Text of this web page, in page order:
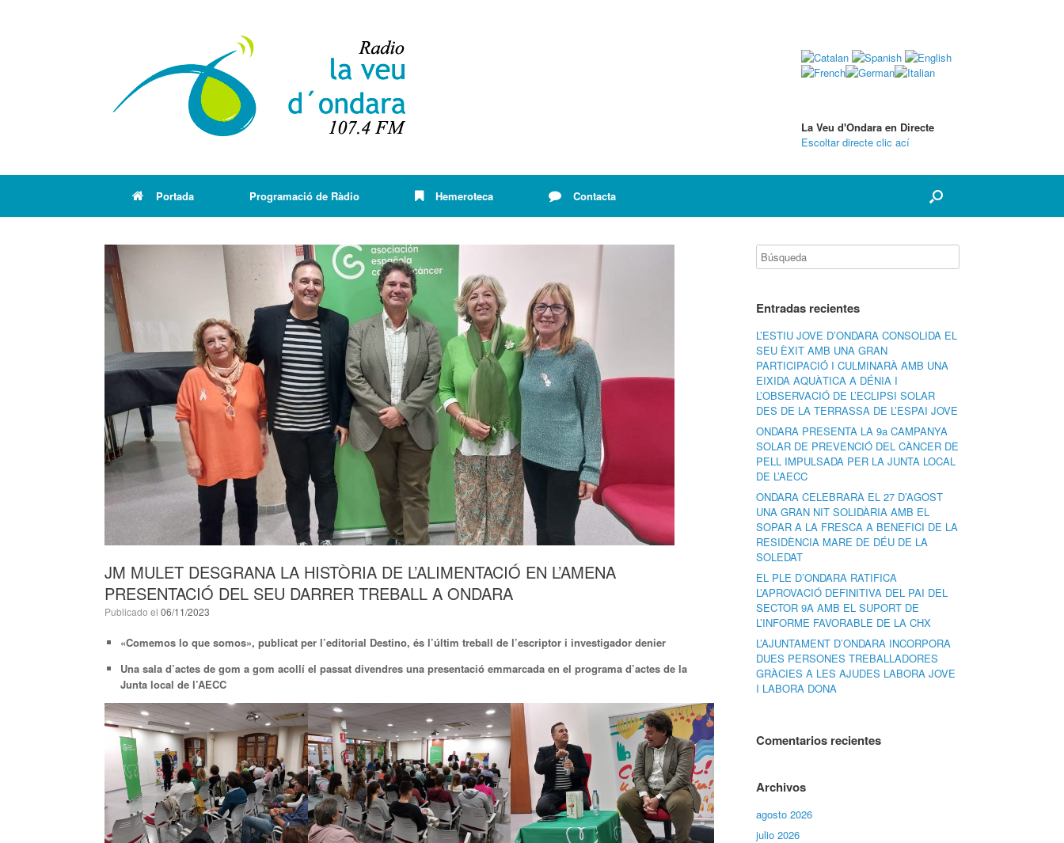
La Veu d'Ondara en Directe
Escoltar directe clic ací
Portada Programació de Ràdio Hemeroteca Contacta
JM MULET DESGRANA LA HISTÒRIA DE L’ALIMENTACIÓ EN L’AMENA
PRESENTACIÓ DEL SEU DARRER TREBALL A ONDARA
Publicado el 06/11/2023
«Comemos lo que somos», publicat per l’editorial Destino, és l’últim treball de l’escriptor i investigador denier
Una sala d’actes de gom a gom acollí el passat divendres una presentació emmarcada en el programa d’actes de la
Junta local de l’AECC
Entradas recientes
L’ESTIU JOVE D’ONDARA CONSOLIDA EL
SEU ÈXIT AMB UNA GRAN
PARTICIPACIÓ I CULMINARÀ AMB UNA
EIXIDA AQUÀTICA A DÉNIA I
L’OBSERVACIÓ DE L’ECLIPSI SOLAR
DES DE LA TERRASSA DE L’ESPAI JOVE
ONDARA PRESENTA LA 9a CAMPANYA
SOLAR DE PREVENCIÓ DEL CÀNCER DE
PELL IMPULSADA PER LA JUNTA LOCAL
DE L’AECC
ONDARA CELEBRARÀ EL 27 D’AGOST
UNA GRAN NIT SOLIDÀRIA AMB EL
SOPAR A LA FRESCA A BENEFICI DE LA
RESIDÈNCIA MARE DE DÉU DE LA
SOLEDAT
EL PLE D’ONDARA RATIFICA
L’APROVACIÓ DEFINITIVA DEL PAI DEL
SECTOR 9A AMB EL SUPORT DE
L’INFORME FAVORABLE DE LA CHX
L’AJUNTAMENT D’ONDARA INCORPORA
DUES PERSONES TREBALLADORES
GRÀCIES A LES AJUDES LABORA JOVE
I LABORA DONA
Comentarios recientes
Archivos
agosto 2026
julio 2026